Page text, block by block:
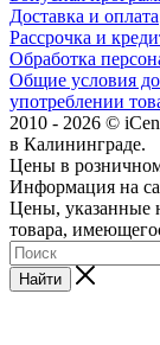
Доставка и оплата
Рассрочка и
Обработка
Общие условия
употреблении
2010 - 2026 ©
в Калининграде.
Цены в розничном
Информация на
Цены, указанные
товара,
Найти